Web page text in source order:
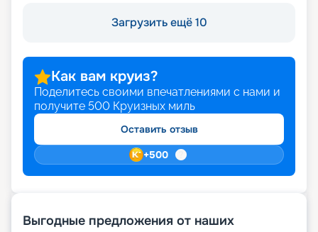
Загрузить ещё 10
Как вам круиз?
Поделитесь своими впечатлениями с нами и
получите 500 Круизных миль
Оставить отзыв
+500
Выгодные предложения от наших